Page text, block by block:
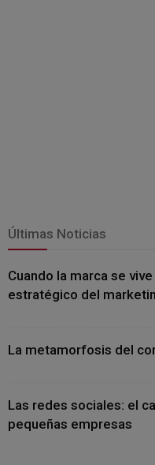
Últimas Noticias
Cuando la marca se
estratégico del
La metamorfosis del
Las redes sociales: el
pequeñas empresas